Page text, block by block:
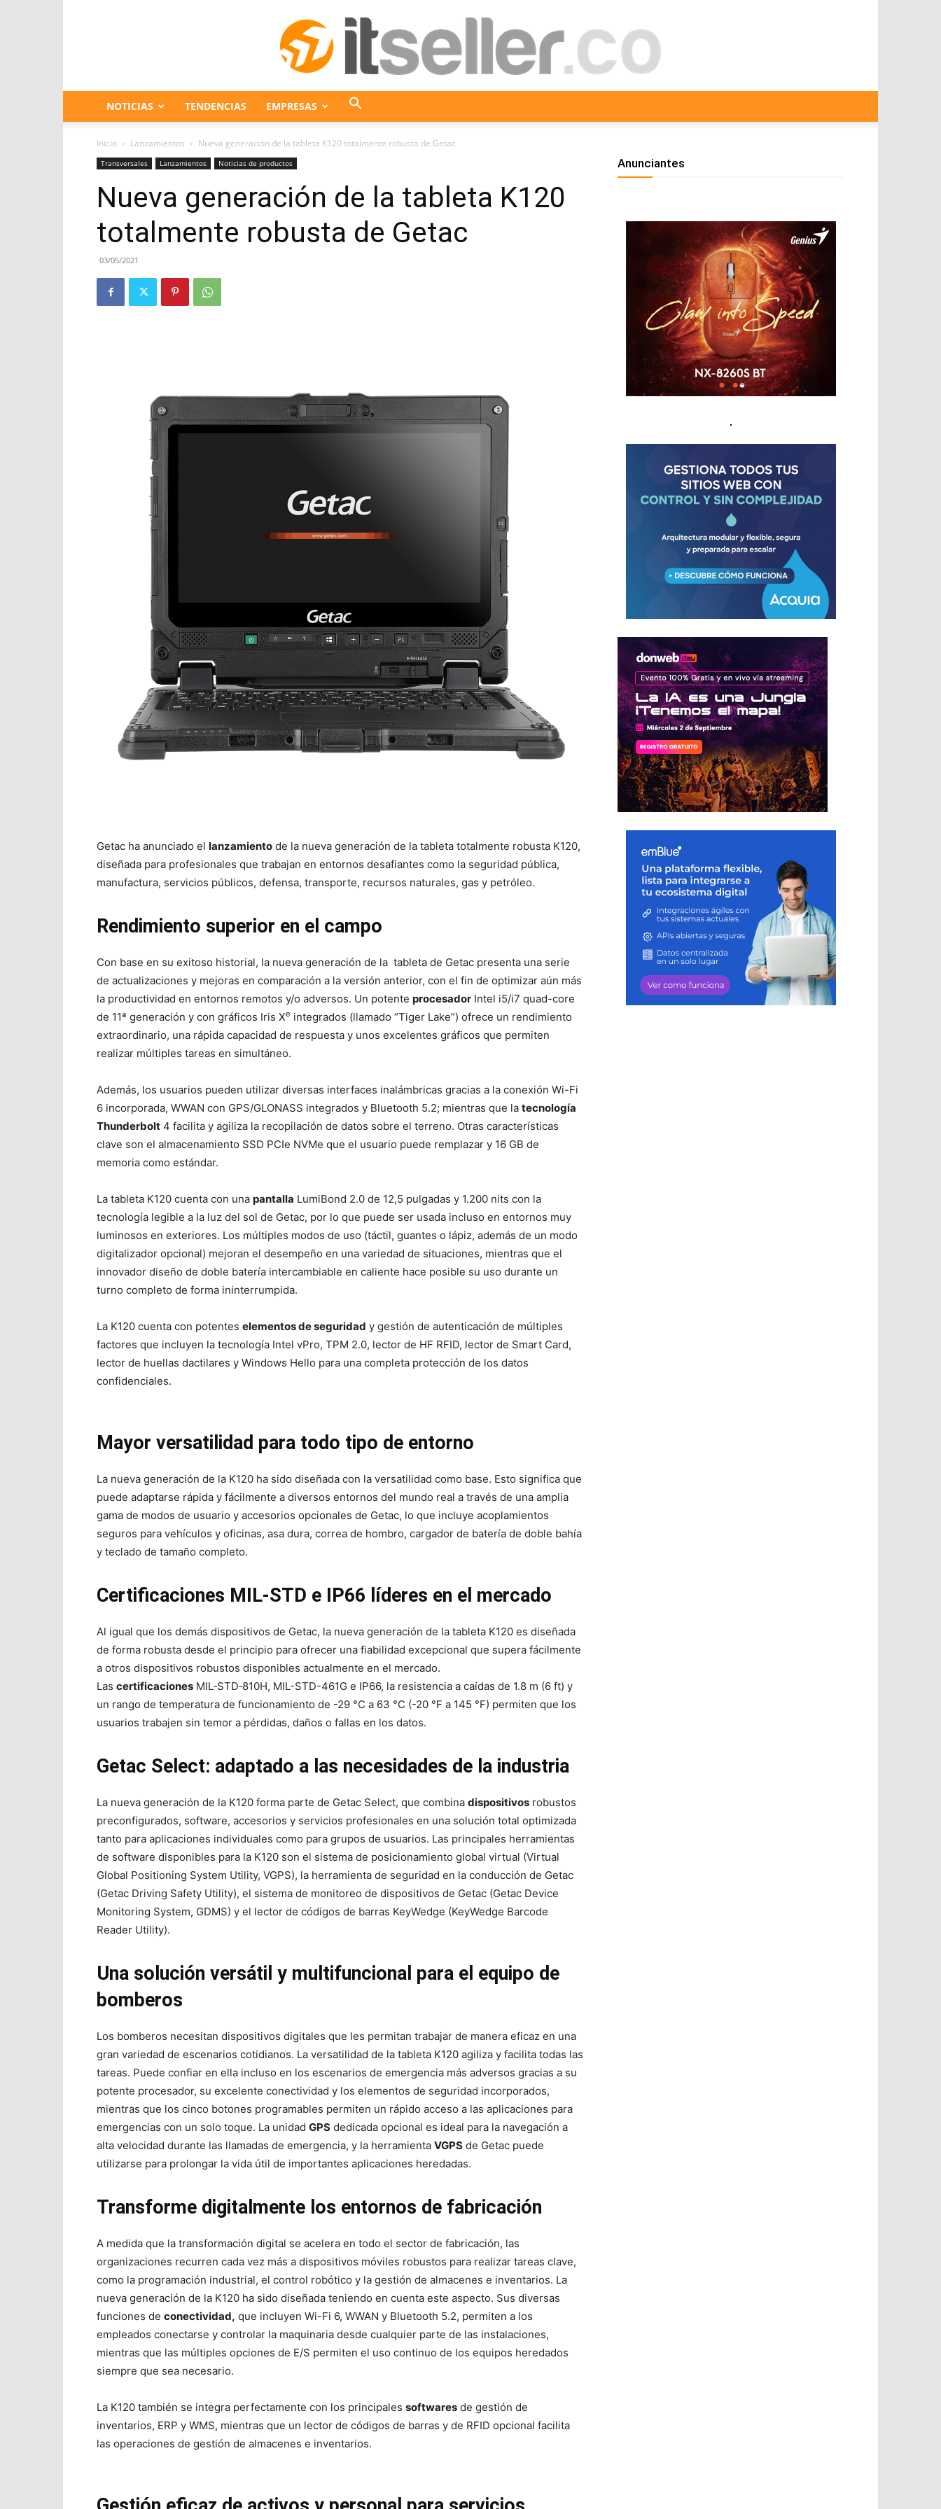
ITseller
Colombia
NOTICIAS TENDENCIAS EMPRESAS
Inicio Lanzamientos Nueva generación de la tableta K120 totalmente robusta de Getac
Transversales Lanzamientos Noticias de productos
Nueva generación de la tableta K120
totalmente robusta de Getac
03/05/2021
Getac ha anunciado el lanzamiento de la nueva generación de la tableta totalmente robusta K120,
diseñada para profesionales que trabajan en entornos desafiantes como la seguridad pública,
manufactura, servicios públicos, defensa, transporte, recursos naturales, gas y petróleo.
Rendimiento superior en el campo
Con base en su exitoso historial, la nueva generación de la tableta de Getac presenta una serie
de actualizaciones y mejoras en comparación a la versión anterior, con el fin de optimizar aún más
la productividad en entornos remotos y/o adversos. Un potente procesador Intel i5/i7 quad-core
de 11ª generación y con gráficos Iris Xe integrados (llamado “Tiger Lake”) ofrece un rendimiento
extraordinario, una rápida capacidad de respuesta y unos excelentes gráficos que permiten
realizar múltiples tareas en simultáneo.
Además, los usuarios pueden utilizar diversas interfaces inalámbricas gracias a la conexión Wi-Fi
6 incorporada, WWAN con GPS/GLONASS integrados y Bluetooth 5.2; mientras que la tecnología
Thunderbolt 4 facilita y agiliza la recopilación de datos sobre el terreno. Otras características
clave son el almacenamiento SSD PCIe NVMe que el usuario puede remplazar y 16 GB de
memoria como estándar.
La tableta K120 cuenta con una pantalla LumiBond 2.0 de 12,5 pulgadas y 1.200 nits con la
tecnología legible a la luz del sol de Getac, por lo que puede ser usada incluso en entornos muy
luminosos en exteriores. Los múltiples modos de uso (táctil, guantes o lápiz, además de un modo
digitalizador opcional) mejoran el desempeño en una variedad de situaciones, mientras que el
innovador diseño de doble batería intercambiable en caliente hace posible su uso durante un
turno completo de forma ininterrumpida.
La K120 cuenta con potentes elementos de seguridad y gestión de autenticación de múltiples
factores que incluyen la tecnología Intel vPro, TPM 2.0, lector de HF RFID, lector de Smart Card,
lector de huellas dactilares y Windows Hello para una completa protección de los datos
confidenciales.
Mayor versatilidad para todo tipo de entorno
La nueva generación de la K120 ha sido diseñada con la versatilidad como base. Esto significa que
puede adaptarse rápida y fácilmente a diversos entornos del mundo real a través de una amplia
gama de modos de usuario y accesorios opcionales de Getac, lo que incluye acoplamientos
seguros para vehículos y oficinas, asa dura, correa de hombro, cargador de batería de doble bahía
y teclado de tamaño completo.
Certificaciones MIL-STD e IP66 líderes en el mercado
Al igual que los demás dispositivos de Getac, la nueva generación de la tableta K120 es diseñada
de forma robusta desde el principio para ofrecer una fiabilidad excepcional que supera fácilmente
a otros dispositivos robustos disponibles actualmente en el mercado.
Las certificaciones MIL‑STD‑810H, MIL-STD-461G e IP66, la resistencia a caídas de 1.8 m (6 ft) y
un rango de temperatura de funcionamiento de -29 °C a 63 °C (-20 °F a 145 °F) permiten que los
usuarios trabajen sin temor a pérdidas, daños o fallas en los datos.
Getac Select: adaptado a las necesidades de la industria
La nueva generación de la K120 forma parte de Getac Select, que combina dispositivos robustos
preconfigurados, software, accesorios y servicios profesionales en una solución total optimizada
tanto para aplicaciones individuales como para grupos de usuarios. Las principales herramientas
de software disponibles para la K120 son el sistema de posicionamiento global virtual (Virtual
Global Positioning System Utility, VGPS), la herramienta de seguridad en la conducción de Getac
(Getac Driving Safety Utility), el sistema de monitoreo de dispositivos de Getac (Getac Device
Monitoring System, GDMS) y el lector de códigos de barras KeyWedge (KeyWedge Barcode
Reader Utility).
Una solución versátil y multifuncional para el equipo de
bomberos
Los bomberos necesitan dispositivos digitales que les permitan trabajar de manera eficaz en una
gran variedad de escenarios cotidianos. La versatilidad de la tableta K120 agiliza y facilita todas las
tareas. Puede confiar en ella incluso en los escenarios de emergencia más adversos gracias a su
potente procesador, su excelente conectividad y los elementos de seguridad incorporados,
mientras que los cinco botones programables permiten un rápido acceso a las aplicaciones para
emergencias con un solo toque. La unidad GPS dedicada opcional es ideal para la navegación a
alta velocidad durante las llamadas de emergencia, y la herramienta VGPS de Getac puede
utilizarse para prolongar la vida útil de importantes aplicaciones heredadas.
Transforme digitalmente los entornos de fabricación
A medida que la transformación digital se acelera en todo el sector de fabricación, las
organizaciones recurren cada vez más a dispositivos móviles robustos para realizar tareas clave,
como la programación industrial, el control robótico y la gestión de almacenes e inventarios. La
nueva generación de la K120 ha sido diseñada teniendo en cuenta este aspecto. Sus diversas
funciones de conectividad, que incluyen Wi-Fi 6, WWAN y Bluetooth 5.2, permiten a los
empleados conectarse y controlar la maquinaria desde cualquier parte de las instalaciones,
mientras que las múltiples opciones de E/S permiten el uso continuo de los equipos heredados
siempre que sea necesario.
La K120 también se integra perfectamente con los principales softwares de gestión de
inventarios, ERP y WMS, mientras que un lector de códigos de barras y de RFID opcional facilita
las operaciones de gestión de almacenes e inventarios.
Anunciantes